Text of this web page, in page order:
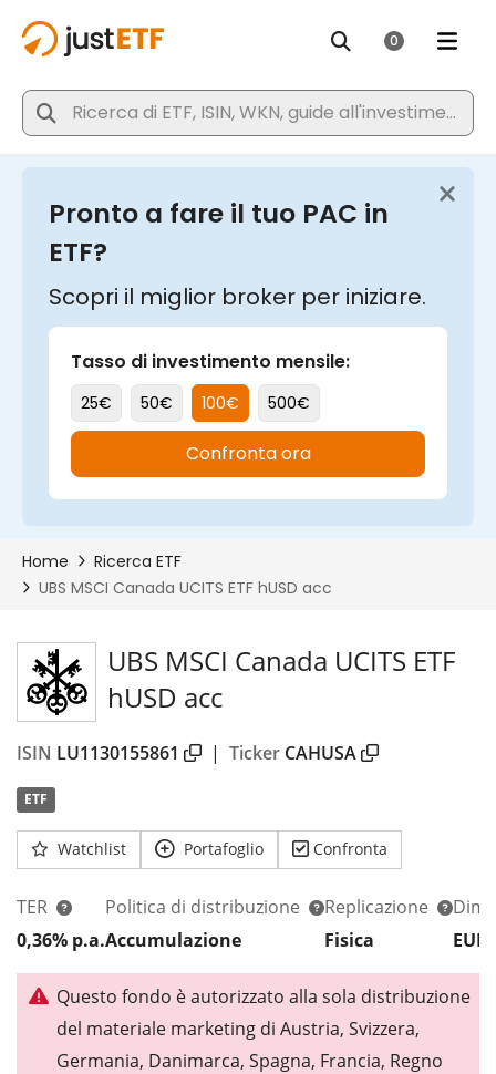
UBS MSCI Canada UCITS ETF
hUSD acc
ISIN LU1130155861 | Ticker CAHUSA
ETF
Watchlist Portafoglio Confronta
TER
0,36% p.a.
Politica di distribuzione
Accumulazione
Replicazione
Fisica
Questo fondo è autorizzato alla sola distribuzione
del materiale marketing di Austria, Svizzera,
Germania, Danimarca, Spagna, Francia, Regno